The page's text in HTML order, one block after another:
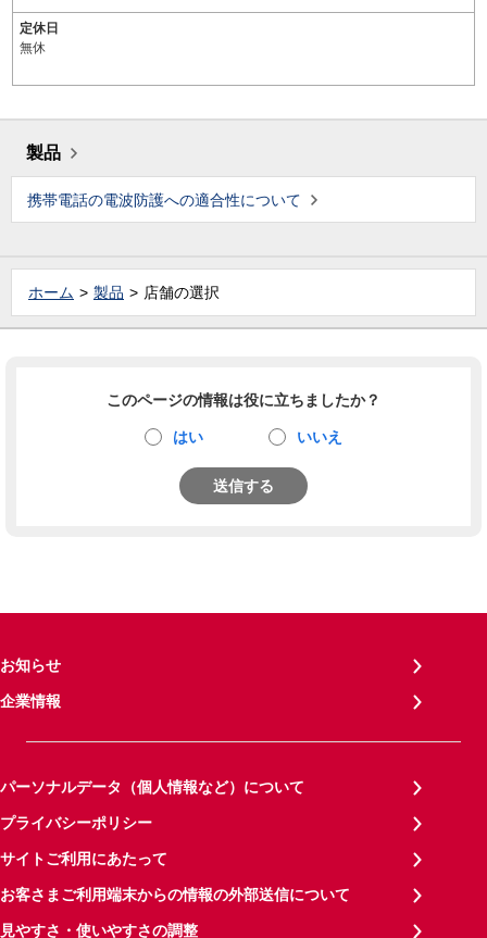
定休日
無休
製品
携帯電話の電波防護への適合性について
ホーム 製品 店舗の選択
このページの情報は役に立ちましたか？
はい いいえ
送信する
お知らせ
企業情報
パーソナルデータ（個人情報など）について
プライバシーポリシー
サイトご利用にあたって
お客さまご利用端末からの情報の外部送信について
見やすさ・使いやすさの調整